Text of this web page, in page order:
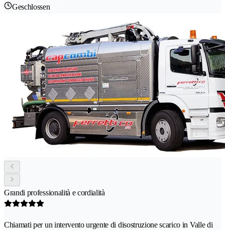
Geschlossen
Grandi professionalità e cordialità
Chiamati per un intervento urgente di disostruzione scarico in Valle di